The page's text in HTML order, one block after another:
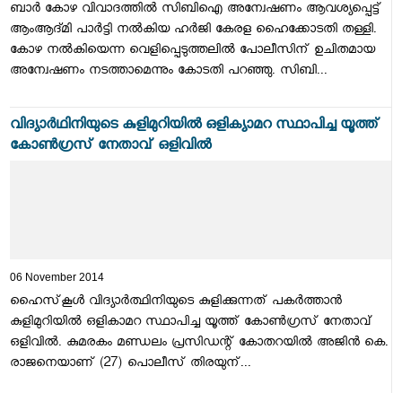
ബാര്‍ കോഴ വിവാദത്തില്‍ സിബിഐ അന്വേഷണം ആവശ്യപ്പെട്ട്
ആംആദ്മി പാര്‍ട്ടി നല്‍കിയ ഹര്‍ജി കേരള ഹൈക്കോടതി തള്ളി.
കോഴ നല്‍കിയെന്ന വെളിപ്പെടുത്തലില്‍ പോലീസിന് ഉചിതമായ
അന്വേഷണം നടത്താമെന്നും കോടതി പറഞ്ഞു. സിബി...
വിദ്യാര്‍ഥിനിയുടെ കുളിമുറിയില്‍ ഒളിക്യാമറ സ്ഥാപിച്ച യൂത്ത്
കോണ്‍ഗ്രസ് നേതാവ് ഒളിവില്‍
06 November 2014
ഹൈസ്‌കൂള്‍ വിദ്യാര്‍ത്ഥിനിയുടെ കുളിക്കുന്നത് പകര്‍ത്താന്‍
കുളിമുറിയില്‍ ഒളികാമറ സ്ഥാപിച്ച യൂത്ത് കോണ്‍ഗ്രസ് നേതാവ്
ഒളിവില്‍. കുമരകം മണ്ഡലം പ്രസിഡന്റ് കോതറയില്‍ അജിന്‍ കെ.
രാജനെയാണ് (27) പൊലീസ് തിരയുന്...